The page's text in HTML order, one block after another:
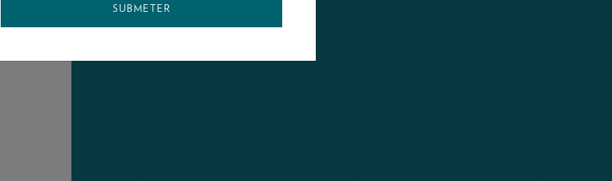
SUBMETER